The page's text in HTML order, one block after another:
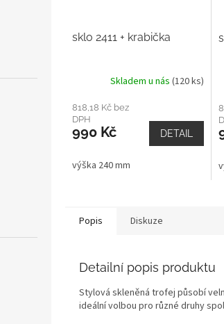
sklo 2411 + krabička
Skladem u nás (120 ks)
818,18 Kč bez
DPH
990 Kč DETAIL
výška 240 mm
Popis Diskuze
Detailní popis produktu
Stylová skleněná trofej působí
ideální volbou pro různé druhy